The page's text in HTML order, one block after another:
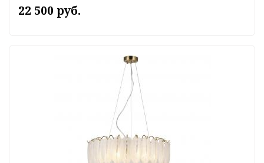
22 500 руб.